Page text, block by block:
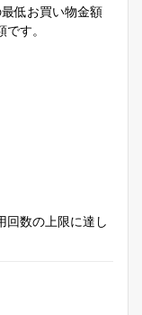
低お買い物金額
す。
回数の上限に達し